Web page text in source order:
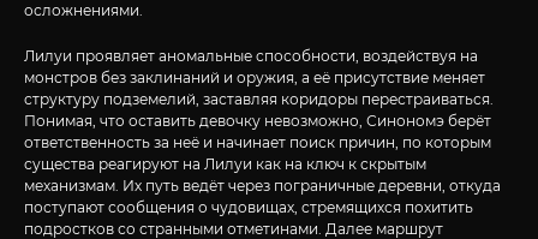
осложнениями.
Лилуи проявляет аномальные способности, воздействуя на
монстров без заклинаний и оружия, а её присутствие меняет
структуру подземелий, заставляя коридоры перестраиваться.
Понимая, что оставить девочку невозможно, Синономэ берёт
ответственность за неё и начинает поиск причин, по которым
существа реагируют на Лилуи как на ключ к скрытым
механизмам. Их путь ведёт через пограничные деревни, откуда
поступают сообщения о чудовищах, стремящихся похитить
подростков со странными отметинами. Далее маршрут